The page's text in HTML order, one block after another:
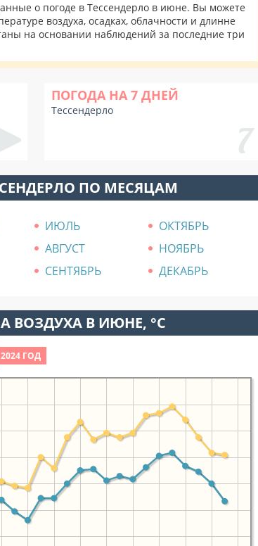
о погоде в Тессендерло в июне. Вы можете
воздуха, осадках, облачности и длинне
на основании наблюдений за последние три
ПОГОДА НА 7 ДНЕЙ
Тессендерло
ПО МЕСЯЦАМ
ИЮЛЬ
ОКТЯБРЬ
АВГУСТ
НОЯБРЬ
СЕНТЯБРЬ ДЕКАБРЬ
ВОЗДУХА В ИЮНЕ, °C
2024 ГОД